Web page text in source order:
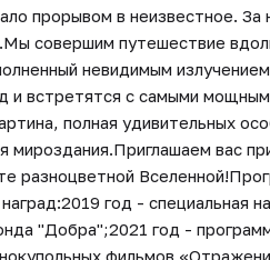
прорывом в неизвестное.
совершим путешествие
невидимым
и встретятся с самыми
полная удивительных
мироздания.Приглашаем вас
разноцветной
год - специальная
"Добра";2021 год -
фильмов